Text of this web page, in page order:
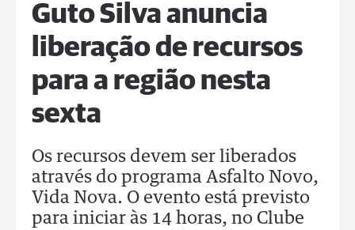
Guto Silva anuncia
liberação de recursos
para a região nesta
sexta
Os recursos devem ser liberados
através do programa Asfalto Novo,
Vida Nova. O evento está previsto
para iniciar às 14 horas, no Clube